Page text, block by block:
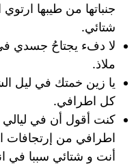
جنباتها من طيبها
شتائي.
لا دفء يجتاحُ جسدي
ملاذ.
يا زين خمتك في ليل
كل اطرافي.
كنت أقول أن في
اطرافي من إرتجافات
أنت و شتائي سببا في